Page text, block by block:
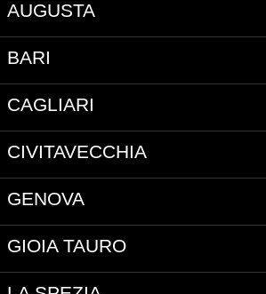
AUGUSTA
BARI
CAGLIARI
CIVITAVECCHIA
GENOVA
GIOIA TAURO